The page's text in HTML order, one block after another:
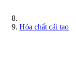
Hóa chất cải tạo